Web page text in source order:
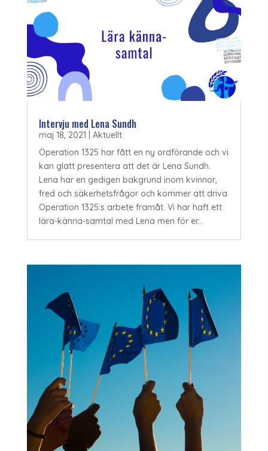
Intervju med Lena Sundh
maj 18, 2021
Aktuellt
Operation 1325 har fått en ny ordförande och vi
kan glatt presentera att det är Lena Sundh.
Lena har en gedigen bakgrund inom kvinnor,
fred och säkerhetsfrågor och kommer att driva
Operation 1325:s arbete framåt. Vi har haft ett
lära-känna-samtal med Lena men för er...